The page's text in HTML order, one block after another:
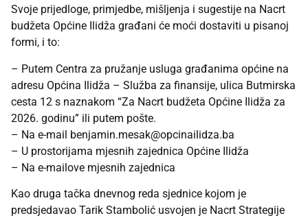
Svoje prijedloge, primjedbe, mišljenja i sugestije na Nacrt
budžeta Općine Ilidža građani će moći dostaviti u pisanoj
formi, i to:
– Putem Centra za pružanje usluga građanima općine na
adresu Općina Ilidža – Služba za finansije, ulica Butmirska
cesta 12 s naznakom “Za Nacrt budžeta Općine Ilidža za
2026. godinu” ili putem pošte.
– Na e-mail benjamin.mesak@opcinailidza.ba
– U prostorijama mjesnih zajednica Općine Ilidža
– Na e-mailove mjesnih zajednica
Kao druga tačka dnevnog reda sjednice kojom je
predsjedavao Tarik Stambolić usvojen je Nacrt Strategije